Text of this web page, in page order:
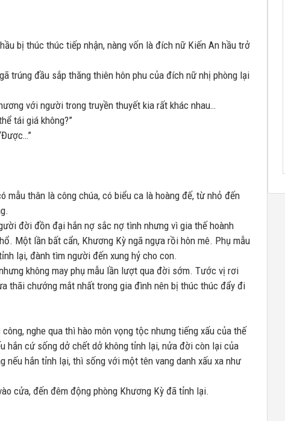
bị thúc thúc tiếp nhận, nàng vốn là đích nữ Kiến An hầu trở
trúng đầu sắp thăng thiên hôn phu của đích nữ nhị phòng lại
với người trong truyền thuyết kia rất khác nhau…
tái giá không?”
mẫu thân là công chúa, có biểu ca là hoàng đế, từ nhỏ đến
đời đồn đại hắn nợ sắc nợ tình nhưng vì gia thế hoành
Một lần bất cẩn, Khương Kỳ ngã ngựa rồi hôn mê. Phụ mẫu
lại, đành tìm người đến xung hỷ cho con.
không may phụ mẫu lần lượt qua đời sớm. Tước vị rơi
thãi chướng mắt nhất trong gia đình nên bị thúc thúc đẩy đi
nghe qua thì hào môn vọng tộc nhưng tiếng xấu của thế
hắn cứ sống dở chết dở không tỉnh lại, nửa đời còn lại của
nếu hắn tỉnh lại, thì sống với một tên vang danh xấu xa như
cửa, đến đêm động phòng Khương Kỳ đã tỉnh lại.